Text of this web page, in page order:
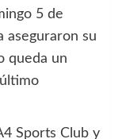
5 de
aseguraron su
queda un
Sports Club y